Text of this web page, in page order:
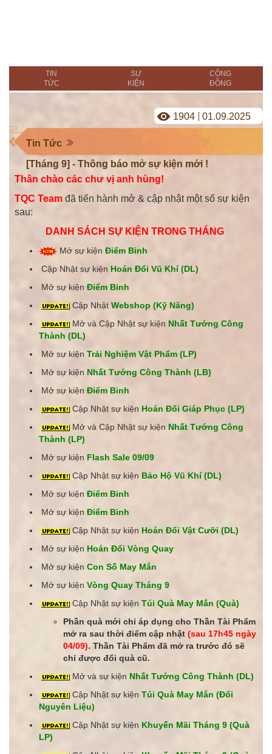
TIN
TỨC
SỰ
KIỆN
CỘNG
ĐỒNG
Tin Tức
[Tháng 9] - Thông báo mở sự kiện mới !
1904 01.09.2025
Thân chào các chư vị anh hùng!
TQC Team đã tiến hành mở & cập nhật một số sự kiện
sau:
DANH SÁCH SỰ KIỆN TRONG THÁNG
Mở sự kiện Điểm Binh
Cập Nhật sự kiện Hoán Đổi Vũ Khí (DL)
Mở sự kiện Điểm Binh
Cập NhậtWebshop (Kỹ Năng)
Mở và Cập Nhật sự kiện Nhất Tướng Công
Thành (DL)
Mở sự kiện Trải Nghiệm Vật Phẩm (LP)
Mở sự kiện Nhất Tướng Công Thành (LB)
Mở sự kiện Điểm Binh
Cập Nhật sự kiện Hoán Đổi Giáp Phục (LP)
Mở và Cập Nhật sự kiện Nhất Tướng Công
Thành (LP)
Mở sự kiện Flash Sale 09/09
Cập Nhật sự kiện Bảo Hộ Vũ Khí (DL)
Mở sự kiện Điểm Binh
Mở sự kiện Điểm Binh
Cập Nhật sự kiện Hoán Đổi Vật Cưỡi (DL)
Mở sự kiện Hoán Đổi Vòng Quay
Mở sự kiện Con Số May Mắn
Mở sự kiện Vòng Quay Tháng 9
Cập Nhật sự kiệnTúi Quà May Mắn (Quà)
Phần quà mới chỉ áp dụng cho Thần Tài Phẩm
mở ra sau thời điểm cập nhật (sau 17h45 ngày
04/09). Thần Tài Phẩm đã mở ra trước đó sẽ
chỉ được đổi quà cũ.
Mở và sự kiện Nhất Tướng Công Thành (DL)
Cập Nhật sự kiệnTúi Quà May Mắn (Đổi
Nguyên Liệu)
Cập Nhật sự kiện Khuyến Mãi Tháng 9 (Quà
LP)